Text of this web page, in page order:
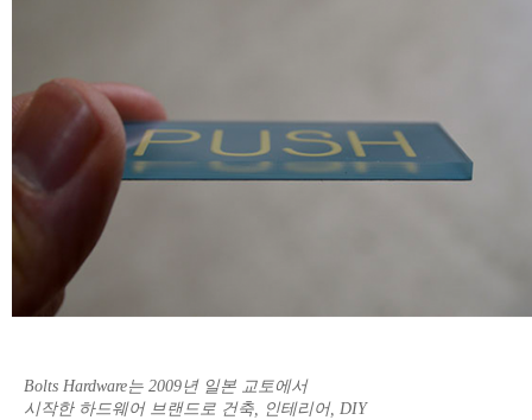
Bolts Hardware는 2009년 일본 교토에서
시작한 하드웨어 브랜드로 건축, 인테리어, DIY